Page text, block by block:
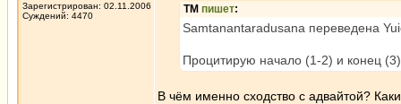
Зарегистрирован: 02.11.2006
Суждений: 4470
ТМ пишет:
Samtanantaradusana переведена
Процитирую начало (1-2) и конец
В чём именно сходство с адвайтой?